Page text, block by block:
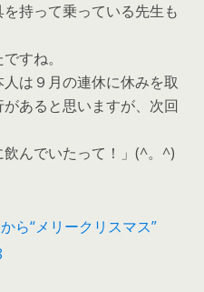
持って乗っている先生も
すね。
は９月の連休に休みを取
あると思いますが、次回
んでいたって！」(^。^)
ら“メリークリスマス”